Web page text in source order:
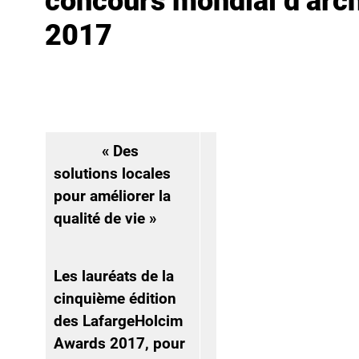
2017
« Des
solutions locales
pour améliorer la
qualité de vie »
Les lauréats de la
cinquième édition
des LafargeHolcim
Awards 2017, pour